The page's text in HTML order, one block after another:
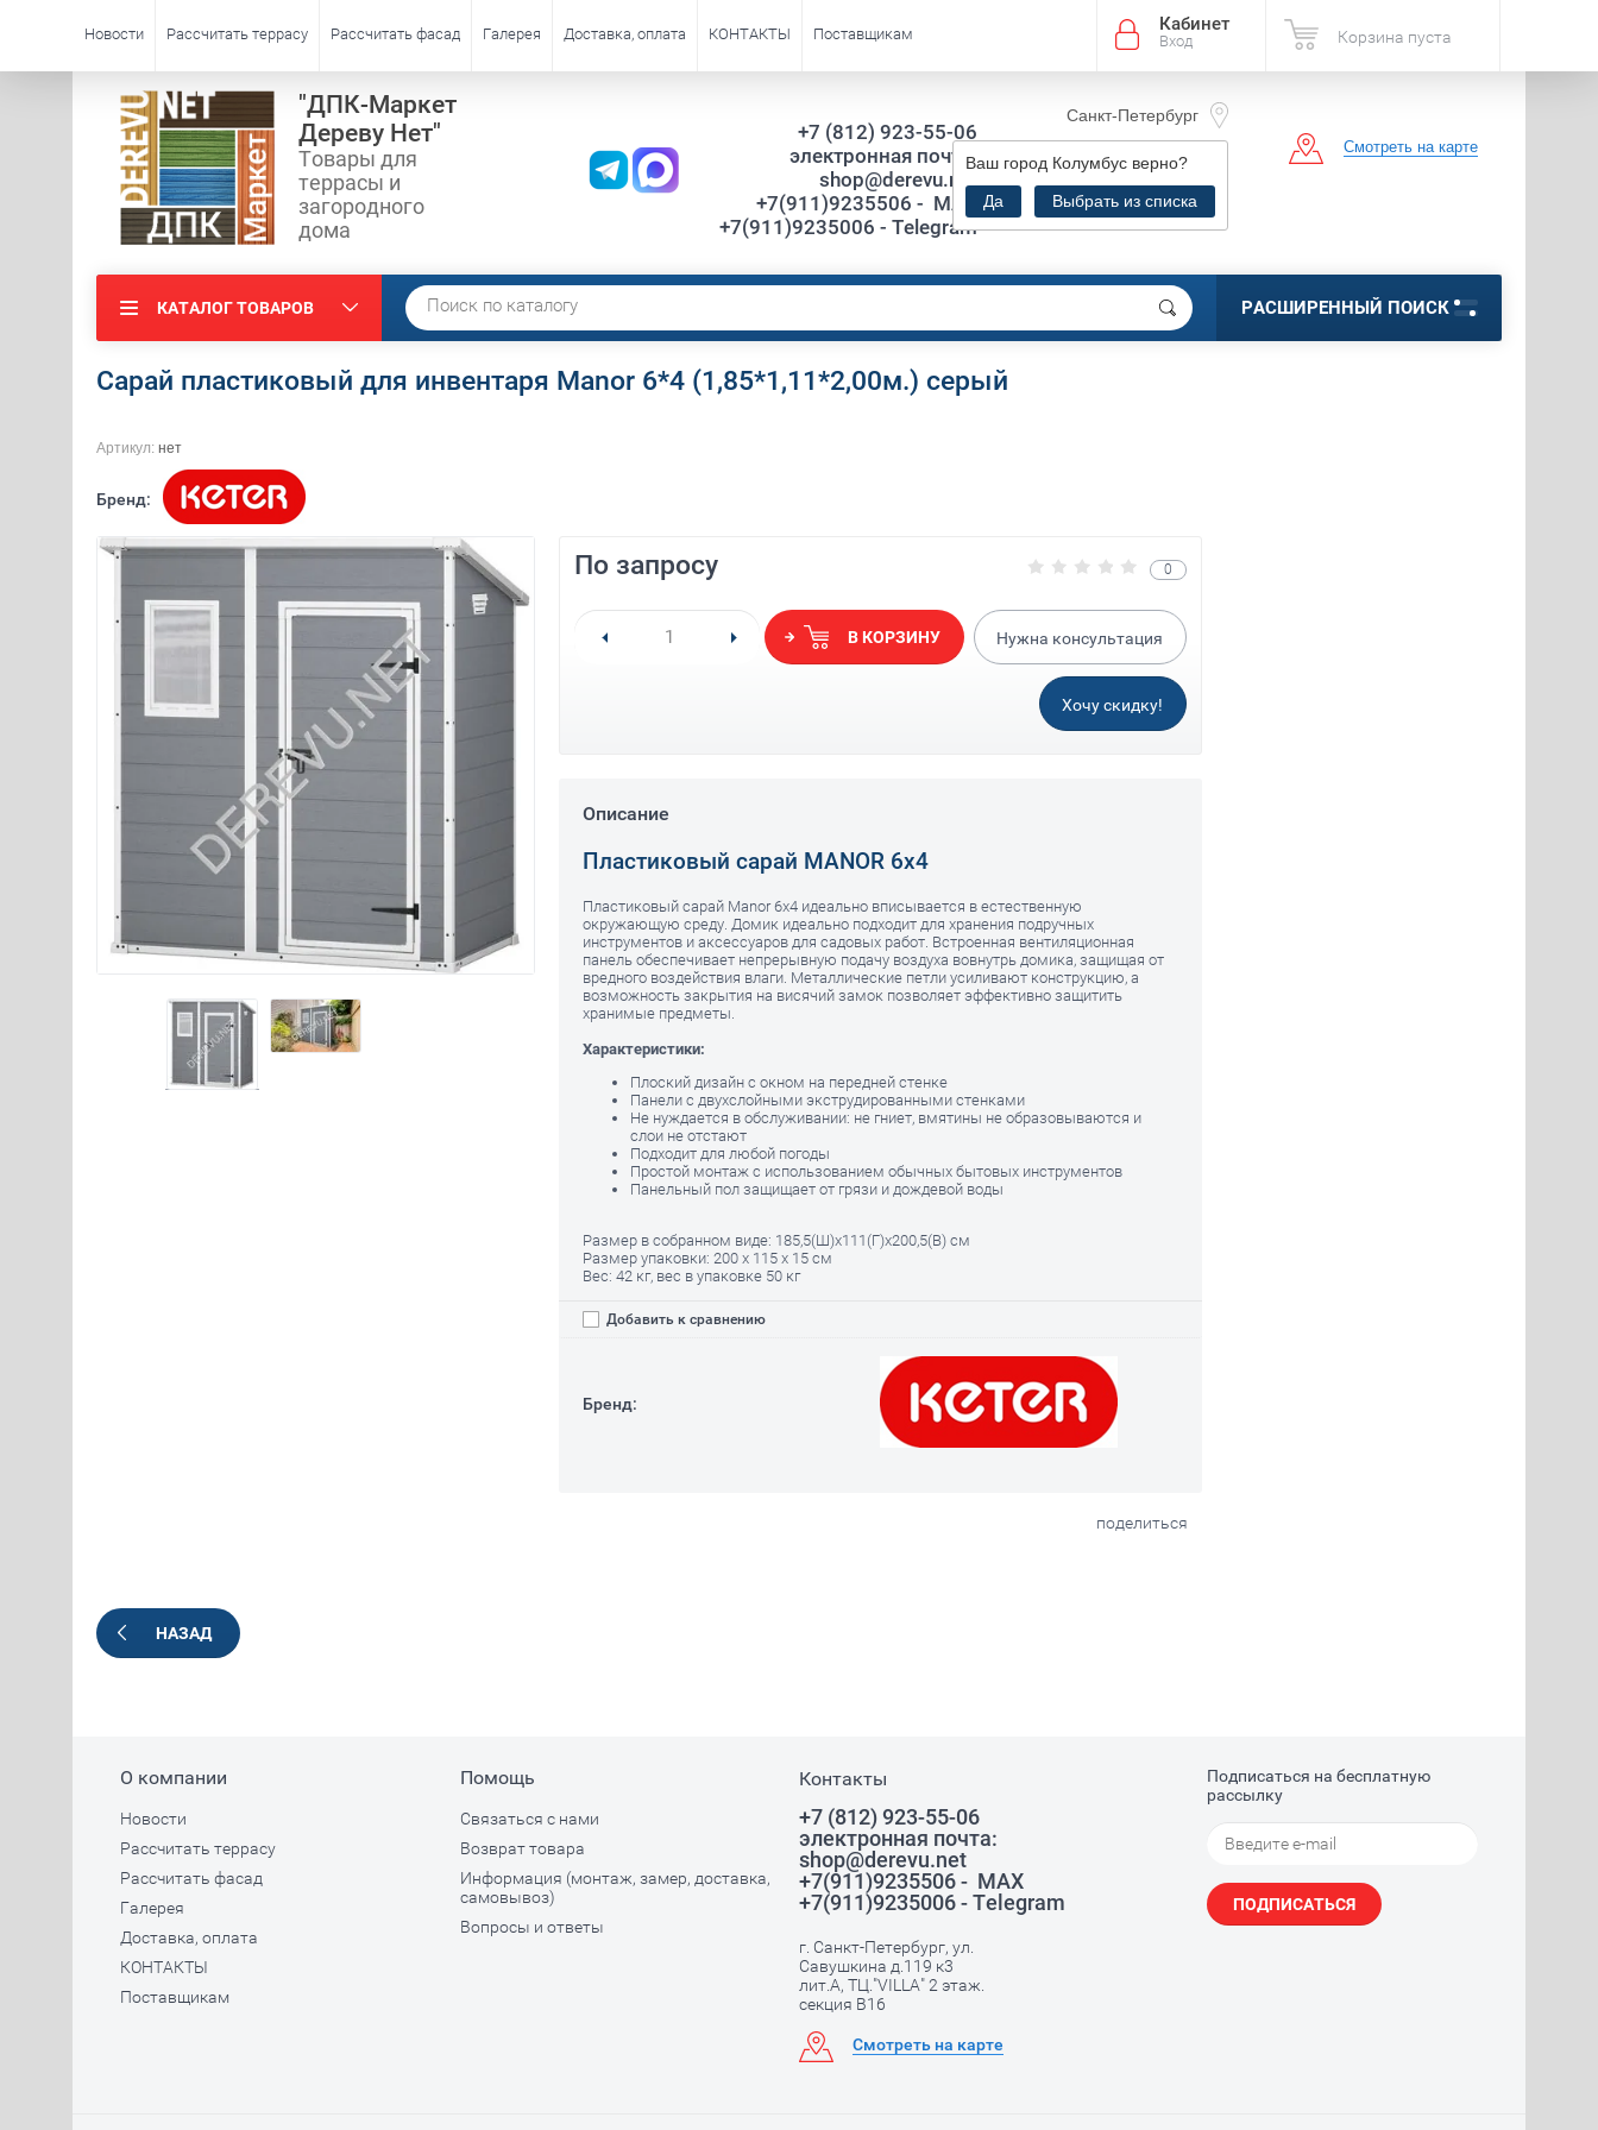
Кабинет
Вход Корзина пуста
Новости Рассчитать террасу Рассчитать фасад Галерея Доставка, оплата КОНТАКТЫ Поставщикам
"ДПК-Маркет
Дереву Нет"
Товары для
террасы и
загородного
дома
+7 (812) 923-55-06
электронная почта:
shop@derevu.net
+7(911)9235506 - MAX
+7(911)9235006 - Telegram
Санкт-Петербург
Ваш город Колумбусверно?
Да
Выбрать из списка
Савушкина д.119 к3 лит.А,
ТЦ."VILLA" 2 этаж. секция В16
Смотреть на карте
КАТАЛОГ ТОВАРОВ РАСШИРЕННЫЙ ПОИСК
Сарай пластиковый для инвентаря Manor 6*4 (1,85*1,11*2,00м.) серый
Артикул: нет
Бренд:
0
По запросу
В КОРЗИНУ Нужна консультация
Хочу скидку!
Описание
Пластиковый сарай MANOR 6x4
Пластиковый сарай Manor 6x4 идеально вписывается в естественную
окружающую среду. Домик идеально подходит для хранения подручных
инструментов и аксессуаров для садовых работ. Встроенная вентиляционная
панель обеспечивает непрерывную подачу воздуха вовнутрь домика, защищая от
вредного воздействия влаги. Металлические петли усиливают конструкцию, а
возможность закрытия на висячий замок позволяет эффективно защитить
хранимые предметы.
Характеристики:
Плоский дизайн с окном на передней стенке
Панели с двухслойными экструдированными стенками
Не нуждается в обслуживании: не гниет, вмятины не образовываются и
слои не отстают
Подходит для любой погоды
Простой монтаж с использованием обычных бытовых инструментов
Панельный пол защищает от грязи и дождевой воды
Размер в собранном виде: 185,5(Ш)х111(Г)х200,5(В) см
Размер упаковки: 200 x 115 x 15 см
Вес: 42 кг, вес в упаковке 50 кг
Добавить к сравнению
Бренд:
поделиться
НАЗАД
О компании
Новости
Рассчитать террасу
Рассчитать фасад
Галерея
Доставка, оплата
КОНТАКТЫ
Поставщикам
Помощь
Связаться с нами
Возврат товара
Информация (монтаж, замер, доставка,
самовывоз)
Вопросы и ответы
Контакты
+7 (812) 923-55-06
электронная почта:
shop@derevu.net
+7(911)9235506 - MAX
+7(911)9235006 - Telegram
г. Санкт-Петербург, ул.
Савушкина д.119 к3
лит.А, ТЦ."VILLA" 2 этаж.
секция В16
Смотреть на карте
Подписаться на бесплатную
рассылку
ПОДПИСАТЬСЯ